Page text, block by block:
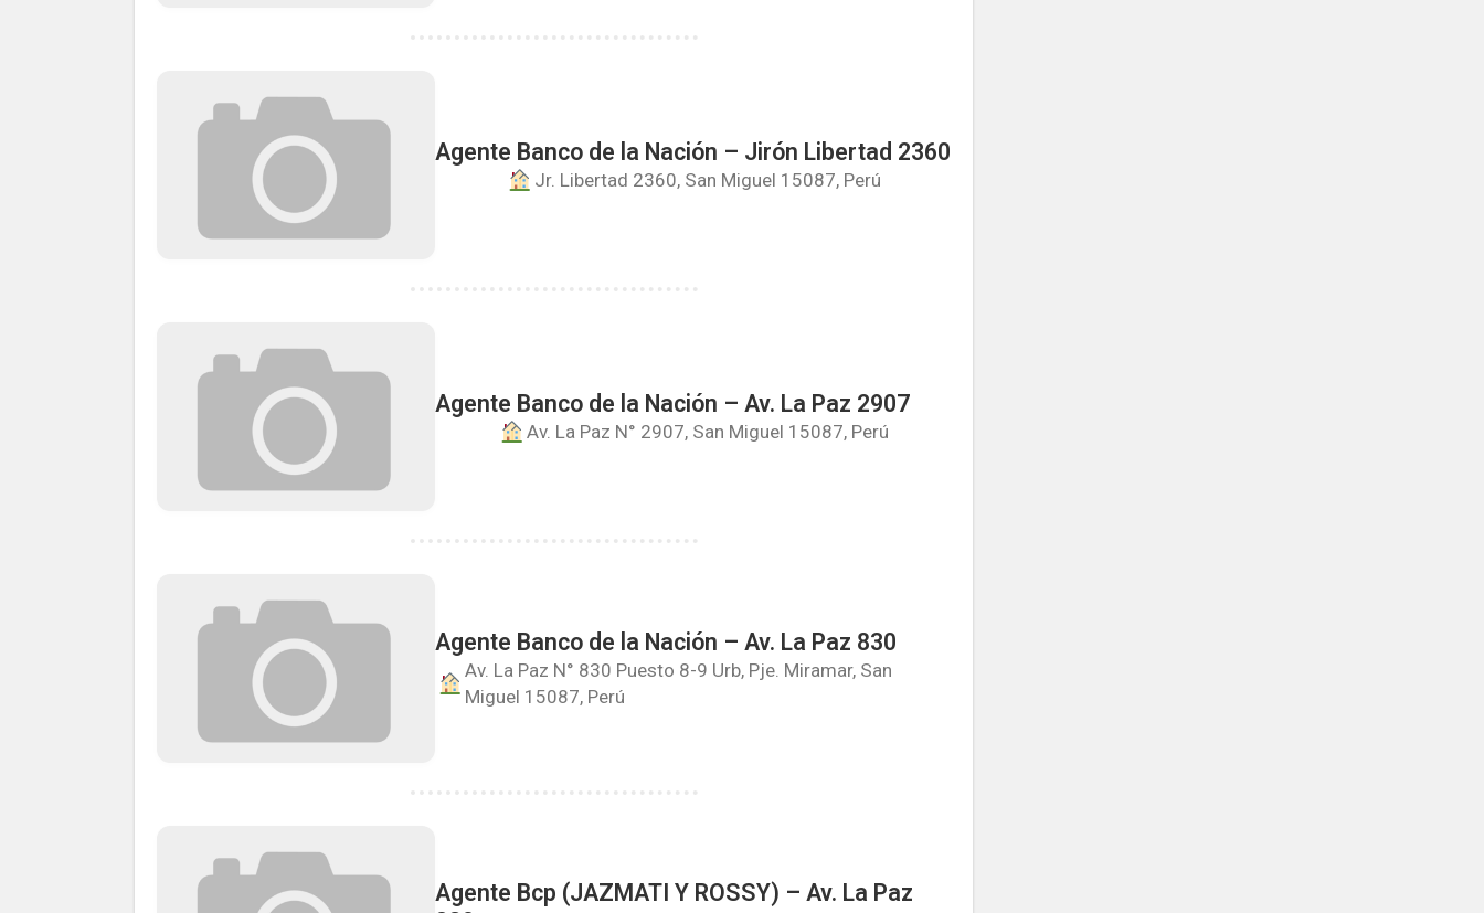
Agente Banco de la Nación – Jirón Libertad 2360
Jr. Libertad 2360, San Miguel 15087, Perú
Agente Banco de la Nación – Av. La Paz 2907
Av. La Paz N° 2907, San Miguel 15087, Perú
Agente Banco de la Nación – Av. La Paz 830
Av. La Paz N° 830 Puesto 8-9 Urb, Pje. Miramar, San
Miguel 15087, Perú
Agente Bcp (JAZMATI Y ROSSY) – Av. La Paz